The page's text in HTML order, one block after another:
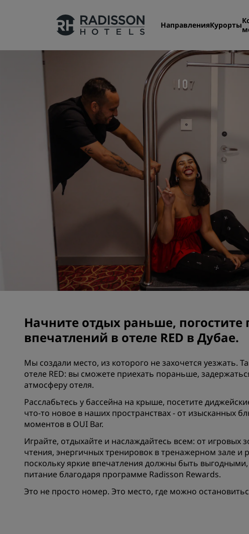
НаправленияКурорты
Бренды Radisson Hotels
Аффилированные бренды в Китае
Начните отдых раньше,
впечатлений в отеле RED в Дубае.
Мы создали место, из которого не захочется уезжать.
отеле RED: вы сможете приехать пораньше,
атмосферу отеля.
Расслабьтесь у бассейна на крыше, посетите
что-то новое в наших пространствах - от изысканных
моментов в OUI Bar.
Играйте, отдыхайте и наслаждайтесь всем: от игровых
чтения, энергичных тренировок в тренажерном зале
поскольку яркие впечатления должны быть
питание благодаря программе Radisson Rewards.
Это не просто номер. Это место, где можно